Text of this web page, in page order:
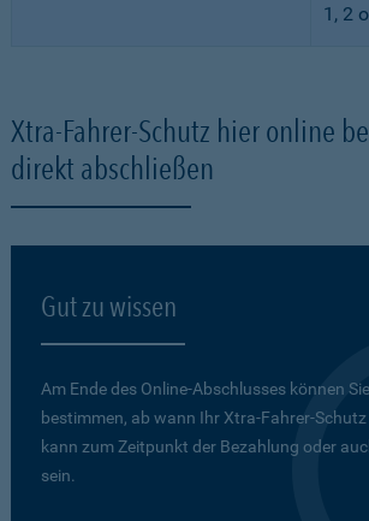
1, 2
Xtra-Fahrer-Schutz hier online
direkt abschließen
Gut zu wissen
Am Ende des Online-Abschlusses können
bestimmen, ab wann Ihr Xtra-Fahrer-
kann zum Zeitpunkt der Bezahlung oder
sein.